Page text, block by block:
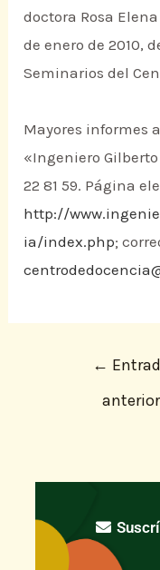
doctora Rosa Elena
de enero de 2010,
Seminarios del
Mayores informes
«Ingeniero
22 81 59. Página
http://
ia/index.php;
←
anterior